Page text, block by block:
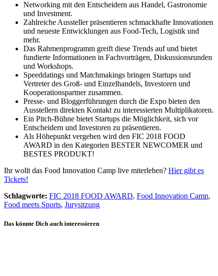
Networking mit den Entscheidern aus Handel, Gastronomie
und Investment.
Zahlreiche Aussteller präsentieren schmackhafte Innovationen
und neueste Entwicklungen aus Food-Tech, Logistik und
mehr.
Das Rahmenprogramm greift diese Trends auf und bietet
fundierte Informationen in Fachvorträgen, Diskussionsrunden
und Workshops.
Speeddatings und Matchmakings bringen Startups und
Vertreter des Groß- und Einzelhandels, Investoren und
Kooperationspartner zusammen.
Presse- und Bloggerführungen durch die Expo bieten den
Ausstellern direkten Kontakt zu interessierten Multiplikatoren.
Ein Pitch-Bühne bietet Startups die Möglichkeit, sich vor
Entscheidern und Investoren zu präsentieren.
Als Höhepunkt vergeben wird den FIC 2018 FOOD
AWARD in den Kategorien BESTER NEWCOMER und
BESTES PRODUKT!
Ihr wollt das Food Innovation Camp live miterleben? Hier gibt es
Tickets!
Schlagworte: FIC 2018 FOOD AWARD, Food Innovation Camp,
Food meets Sports, Jurysitzung
Das könnte Dich auch interessieren